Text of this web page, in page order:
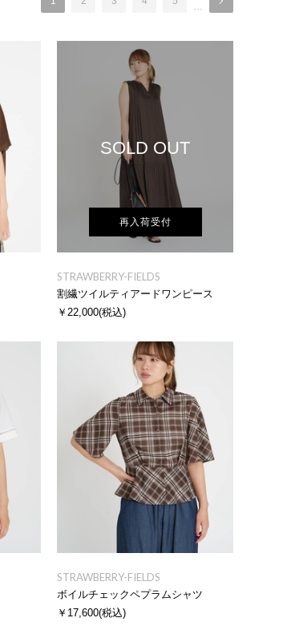
…
SOLD OUT
再入荷受付
STRAWBERRY-FIELDS
割繊ツイルティアードワンピース
￥22,000(税込)
STRAWBERRY-FIELDS
ボイルチェックペプラムシャツ
￥17,600(税込)